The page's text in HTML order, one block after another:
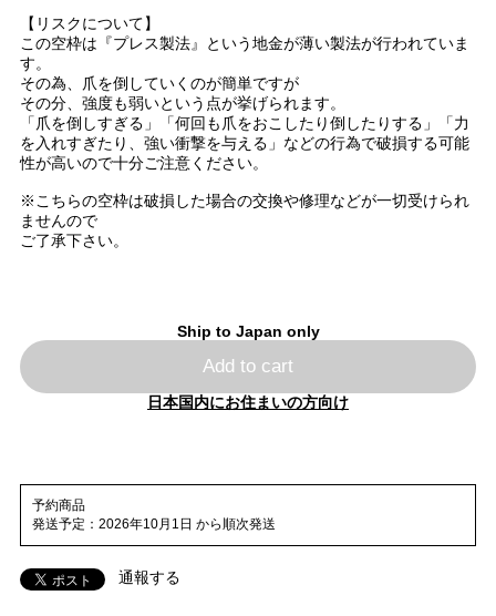
【リスクについて】
この空枠は『プレス製法』という地金が薄い製法が行われていま
す。
その為、爪を倒していくのが簡単ですが
その分、強度も弱いという点が挙げられます。
「爪を倒しすぎる」「何回も爪をおこしたり倒したりする」「力
を入れすぎたり、強い衝撃を与える」などの行為で破損する可能
性が高いので十分ご注意ください。
※こちらの空枠は破損した場合の交換や修理などが一切受けられ
ませんので
ご了承下さい。
Ship to Japan only
Add to cart
日本国内にお住まいの方向け
予約商品
発送予定：2026年10月1日 から順次発送
通報する